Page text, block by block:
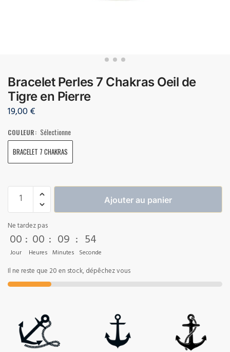
Bracelet Perles 7 Chakras Oeil de
Tigre en Pierre
19,00€
COULEUR: Sélectionne
BRACELET 7 CHAKRAS
Ajouter au panier
Ne tardez pas
00
Jour
: 00
Heures
: 09
Minutes
: 53
Seconde
Il ne reste que 20 en stock, dépêchez vous